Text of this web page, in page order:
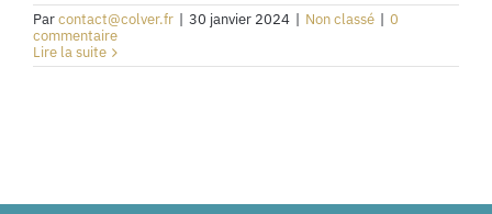
Parcontact@colver.fr | 30 janvier 2024 | Non classé | 0
commentaire
Lire la suite